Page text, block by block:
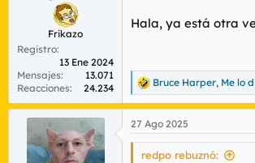
Frikazo
Registro
13 Ene 2024
Mensajes
13.071
Reacciones
24.234
Hala, ya está otra
R
e
a
c
c
Bruce Harper, Me lo
27 Ago 2025
redpo rebuznó: